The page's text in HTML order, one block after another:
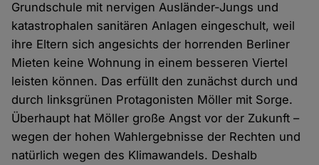
Grundschule mit nervigen Ausländer-Jungs und
katastrophalen sanitären Anlagen eingeschult, weil
ihre Eltern sich angesichts der horrenden Berliner
Mieten keine Wohnung in einem besseren Viertel
leisten können. Das erfüllt den zunächst durch und
durch linksgrünen Protagonisten Möller mit Sorge.
Überhaupt hat Möller große Angst vor der Zukunft –
wegen der hohen Wahlergebnisse der Rechten und
natürlich wegen des Klimawandels. Deshalb